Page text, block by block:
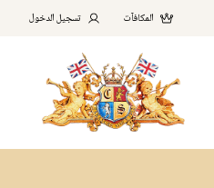
المكافآت تسجيل الدخول